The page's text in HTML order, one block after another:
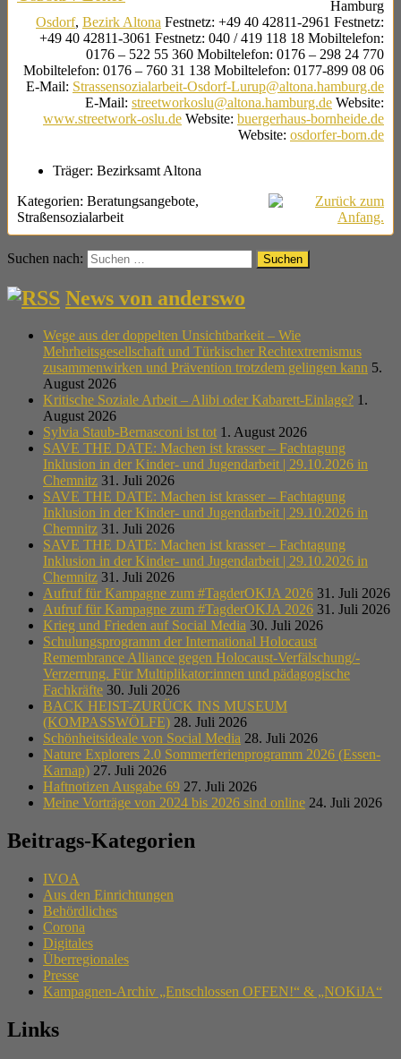
Hamburg
Osdorf, Bezirk Altona Festnetz: +49 40 42811-2961 Festnetz:
+49 40 42811-3061 Festnetz: 040 / 419 118 18 Mobiltelefon:
0176 – 522 55 360 Mobiltelefon: 0176 – 298 24 770
Mobiltelefon: 0176 – 760 31 138 Mobiltelefon: 0177-899 08 06
E-Mail: Strassensozialarbeit-Osdorf-Lurup@altona.hamburg.de
E-Mail: streetworkoslu@altona.hamburg.de Website:
www.streetwork-oslu.de Website: buergerhaus-bornheide.de
Website: osdorfer-born.de
Träger: Bezirksamt Altona
Kategorien: Beratungsangebote,
Straßensozialarbeit
Suchen nach:
News von anderswo
Wege aus der doppelten Unsichtbarkeit – Wie
Mehrheitsgesellschaft und Türkischer Rechtextremismus
zusammenwirken und Prävention trotzdem gelingen kann 5.
August 2026
Kritische Soziale Arbeit – Alibi oder Kabarett-Einlage? 1.
August 2026
Sylvia Staub-Bernasconi ist tot 1. August 2026
SAVE THE DATE: Machen ist krasser – Fachtagung
Inklusion in der Kinder- und Jugendarbeit | 29.10.2026 in
Chemnitz 31. Juli 2026
SAVE THE DATE: Machen ist krasser – Fachtagung
Inklusion in der Kinder- und Jugendarbeit | 29.10.2026 in
Chemnitz 31. Juli 2026
SAVE THE DATE: Machen ist krasser – Fachtagung
Inklusion in der Kinder- und Jugendarbeit | 29.10.2026 in
Chemnitz 31. Juli 2026
Aufruf für Kampagne zum #TagderOKJA 2026 31. Juli 2026
Aufruf für Kampagne zum #TagderOKJA 2026 31. Juli 2026
Krieg und Frieden auf Social Media 30. Juli 2026
Schulungsprogramm der International Holocaust
Remembrance Alliance gegen Holocaust-Verfälschung/-
Verzerrung. Für Multiplikator:innen und pädagogische
Fachkräfte 30. Juli 2026
BACK HEIST-ZURÜCK INS MUSEUM
(KOMPASSWÖLFE) 28. Juli 2026
Schönheitsideale von Social Media 28. Juli 2026
Nature Explorers 2.0 Sommerferienprogramm 2026 (Essen-
Karnap) 27. Juli 2026
Haftnotizen Ausgabe 69 27. Juli 2026
Meine Vorträge von 2024 bis 2026 sind online 24. Juli 2026
Beitrags-Kategorien
IVOA
Aus den Einrichtungen
Behördliches
Corona
Digitales
Überregionales
Presse
Kampagnen-Archiv „Entschlossen OFFEN!“ & „NOKiJA“
Links